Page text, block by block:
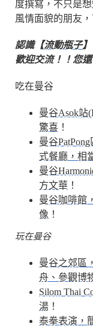
度撰寫，不只是
風情面貌的朋友
認識【流動瓶子
歡迎交流！！您
吃在曼谷
曼谷Asok站
驚喜 ！
曼谷
式餐廳，相
曼谷
方文華 ！
曼谷咖啡館
像 ！
玩在曼谷
曼谷之郊區
舟、參觀博
Silom Thai
湯 ！
泰拳表演，